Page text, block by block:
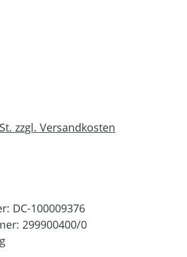
zzgl. Versandkosten
DC-100009376
299900400/0